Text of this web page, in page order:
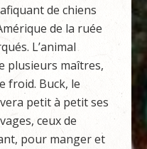
de chiens
de la ruée
L’animal
plusieurs maîtres,
froid. Buck, le
petit à petit ses
ceux de
pour manger et